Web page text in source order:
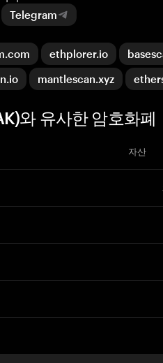
Telegram
ethplorer.io
mantlescan.xyz
와 유사한 암호화폐
자산